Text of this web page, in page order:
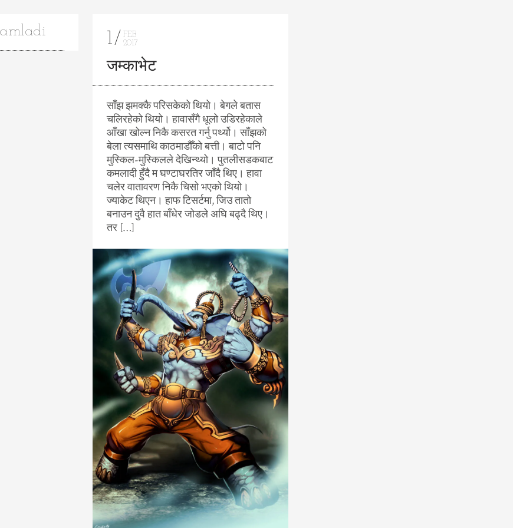
1
FEB
2017
जम्काभेट
साँझ झमक्कै परिसकेको थियो। बेगले बतास
चलिरहेको थियो। हावासँगै धूलो उडिरहेकाले
आँखा खोल्न निकै कसरत गर्नु पर्थ्यो। साँझको
बेला त्यसमाथि काठमाडौँको बत्ती। बाटो पनि
मुस्किल-मुस्किलले देखिन्थ्यो। पुतलीसडकबाट
कमलादी हुँदै म घण्टाघरतिर जाँदै थिए। हावा
चलेर वातावरण निकै चिसो भएको थियो।
ज्याकेट थिएन। हाफ टिसर्टमा, जिउ तातो
बनाउन दुवै हात बाँधेर जोडले अघि बढ्दै थिए।
तर […]